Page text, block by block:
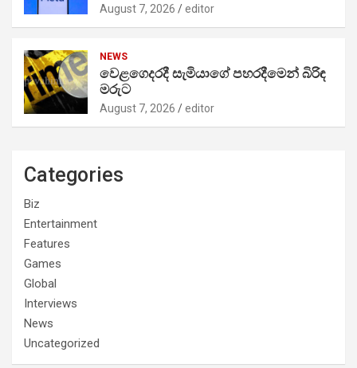
August 7, 2026 editor
NEWS
වෙළගෙදරදී සැමියාගේ පහරදීමෙන් බිරිඳ
මරුට
August 7, 2026 editor
Categories
Biz
Entertainment
Features
Games
Global
Interviews
News
Uncategorized